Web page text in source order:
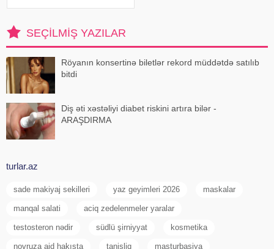
"YouTube" kanalında yayımlanan
müsahibəsində danışıb
SEÇILMIŞ YAZILAR
Röyanın konsertinə biletlər rekord müddətdə satılıb
bitdi
Diş əti xəstəliyi diabet riskini artıra bilər -
ARAŞDIRMA
turlar.az
sade makiyaj sekilleri yaz geyimleri 2026 maskalar
manqal salati aciq zedelenmeler yaralar
testosteron nədir südlü şirniyyat kosmetika
novruza aid hakışta tanisliq masturbasiya